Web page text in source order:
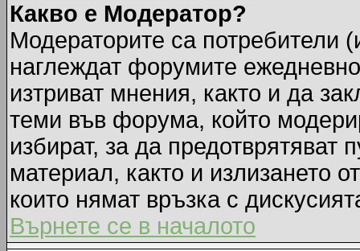
Какво е Модератор?
Модераторите са потребители
наглеждат форумите
изтриват мнения, както и да
теми във форума, който
избират, за да предотврятяват
материал, както и излизането
които нямат връзка с
Върнете се в началото